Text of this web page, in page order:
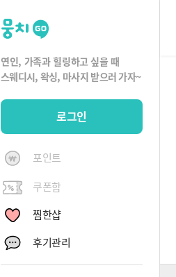
뭉
치
고
연인, 가족과 힐링하고 싶을 때
스웨디시, 왁싱, 마사지 받으러 가자~
로그인
포인트
쿠폰함
찜한샵
후기관리